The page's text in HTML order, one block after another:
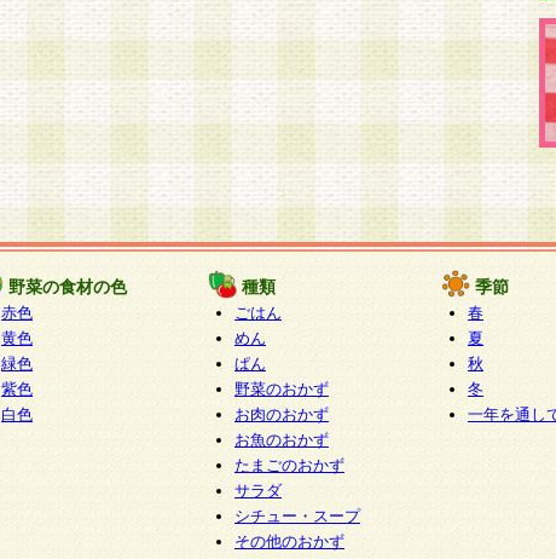
野菜の食材の色
赤色
黄色
緑色
紫色
白色
種類
ごはん
めん
ぱん
野菜のおかず
お肉のおかず
お魚のおかず
たまごのおかず
サラダ
シチュー・スープ
その他のおかず
季節
春
夏
秋
冬
一年を通し